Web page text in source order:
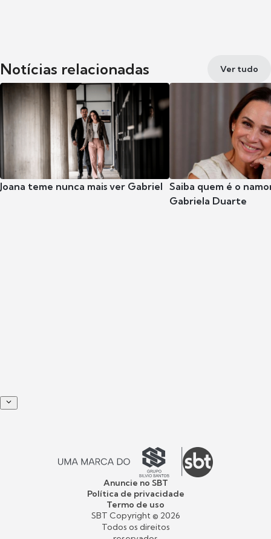
Notícias relacionadas Ver tudo
Joana teme nunca mais ver Gabriel Saiba quem é o
Gabriela Duarte
Anuncie no SBT
Política de privacidade
Termo de uso
SBT Copyright © 2026
Todos os direitos